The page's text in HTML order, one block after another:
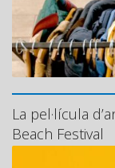
La pel·lícula
Beach Festival